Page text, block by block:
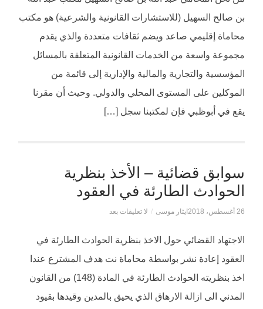
بن صالح السهيل (للاستشارات القانونية والشرعية) هو مكتب
محاماة إقليمي صاعد ويضم ثقافات متعددة والذي يقدم
مجموعة واسعة من الخدمات القانونية المتعلقة بالمسائل
المؤسسية والتجارية والمالية والإدارية إلى قائمة من
الموكلين على المستوى المحلي والدولي. وحيث أن مقرنا
يقع في أبوظبي فإن لمكتبنا سجل […]
سوابق قضائية – الأخذ بنظرية
الحوادث الطارئة في العقود
26 أغسطس، 2018 ايثار موسى / لا تعليقات بعد
الاجتهاد القضائي حول الاخذ بنظرية الحوادث الطارئة في
العقود إعادة نشر بواسطة محاماة نت هدف المشترع عندا
اخذ بنظريته الحوادث الطارئة في المادة (148) من القانون
المدني الى ازالة الارهاق الذي يحيق بالمدين وقيدها بقيود